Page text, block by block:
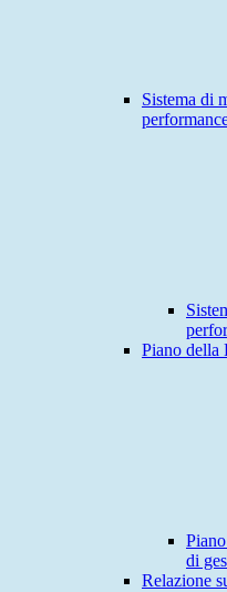
Sistema di
Piano della
di
Relazione